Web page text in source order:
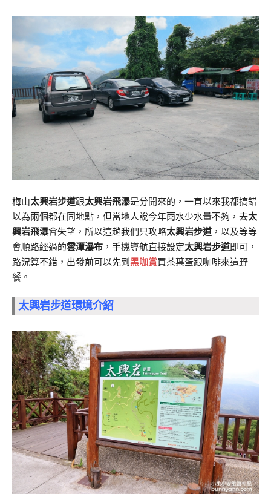
梅山太興岩步道跟太興岩飛瀑是分開來的，一直以來我都搞錯
以為兩個都在同地點，但當地人說今年雨水少水量不夠，去太
興岩飛瀑會失望，所以這趟我們只攻略太興岩步道 ，以及等等
會順路經過的雲潭瀑布 ，手機導航直接設定太興岩步道即可，
路況算不錯，出發前可以先到 黑咖賞買茶葉蛋跟咖啡來這野
餐。
太興岩步道環境介紹